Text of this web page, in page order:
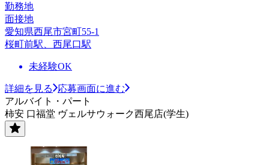
勤務地
面接地
愛知県西尾市宮町55-1
桜町前駅、西尾口駅
未経験OK
詳細を見る
応募画面に進む
アルバイト・パート
柿安 口福堂 ヴェルサウォーク西尾店(学生)